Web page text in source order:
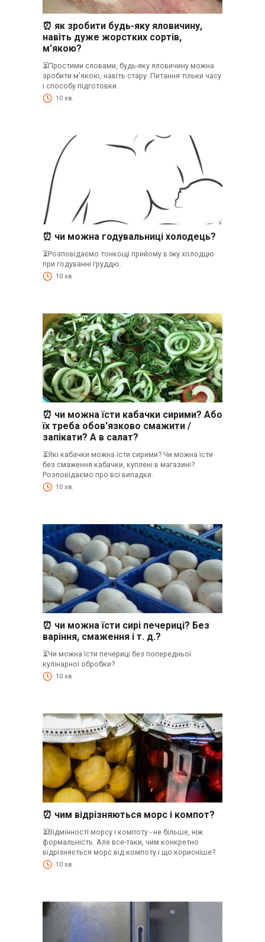
⏰ як зробити будь-яку яловичину,
навіть дуже жорстких сортів,
м'якою?
⏳Простими словами, будь-яку яловичину можна
зробити м'якою, навіть стару. Питання тільки часу
і способу підготовки.
10 хв.
⏰ чи можна годувальниці холодець?
⏳Розповідаємо тонкощі прийому в їжу холодцю
при годуванні груддю.
10 хв.
⏰ чи можна їсти кабачки сирими? Або
їх треба обов'язково смажити /
запікати? А в салат?
⏳Які кабачки можна їсти сирими? Чи можна їсти
без смаження кабачки, куплені в магазині?
Розповідаємо про всі випадки.
10 хв.
⏰ чи можна їсти сирі печериці? Без
варіння, смаження і т. д.?
⏳Чи можна їсти печериці без попередньої
кулінарної обробки?
10 хв.
⏰ чим відрізняються морс і компот?
⏳Відмінності морсу і компоту - не більше, ніж
формальність. Але все-таки, чим конкретно
відрізняється морс від компоту і що корисніше?
10 хв.